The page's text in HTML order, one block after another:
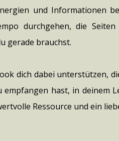
und Informationen
durchgehen, die
gerade brauchst.
dich dabei unterstützen,
empfangen hast, in deinem
Ressource und ein